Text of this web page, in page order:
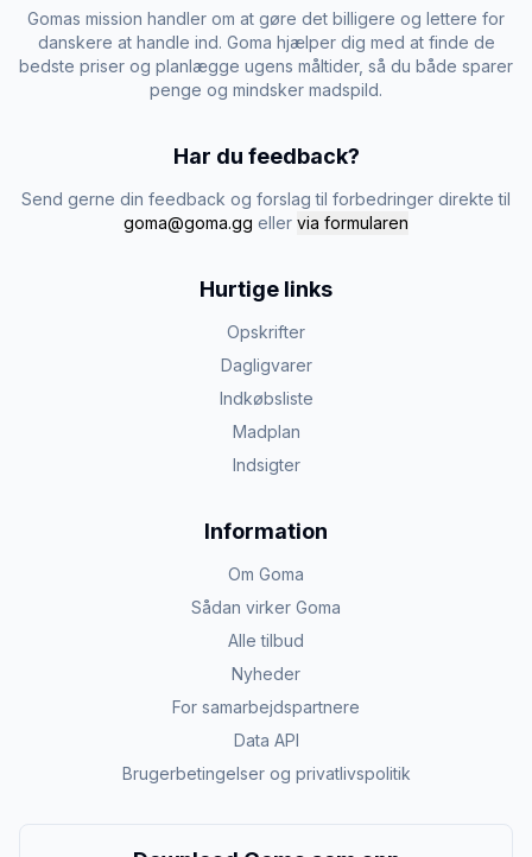
Gomas mission handler om at gøre det billigere og lettere for
danskere at handle ind. Goma hjælper dig med at finde de
bedste priser og planlægge ugens måltider, så du både sparer
penge og mindsker madspild.
Har du feedback?
Send gerne din feedback og forslag til forbedringer direkte til
goma@goma.gg eller via formularen
Hurtige links
Opskrifter
Dagligvarer
Indkøbsliste
Madplan
Indsigter
Information
Om Goma
Sådan virker Goma
Alle tilbud
Nyheder
For samarbejdspartnere
Data API
Brugerbetingelser og privatlivspolitik